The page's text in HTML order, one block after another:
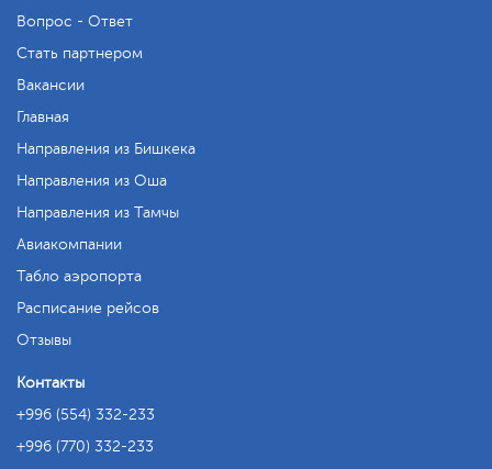
Вопрос - Ответ
Стать партнером
Вакансии
Главная
Направления из Бишкека
Направления из Оша
Направления из Тамчы
Авиакомпании
Табло аэропорта
Расписание рейсов
Отзывы
Контакты
+996 (554) 332-233
+996 (770) 332-233